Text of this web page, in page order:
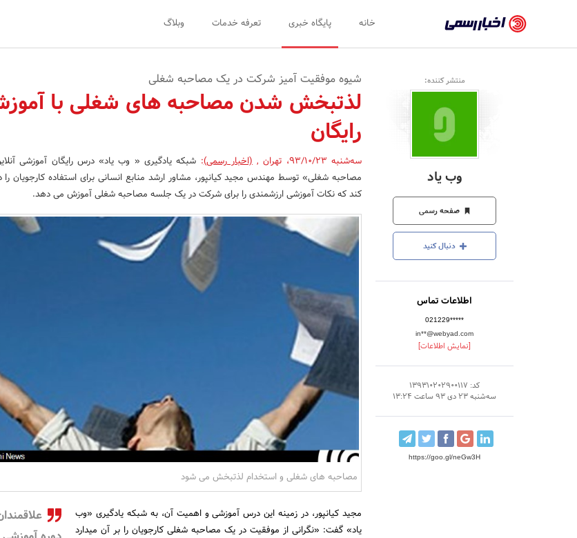
رسمی
-
اخبار
تایید
شده
شرکت‌ها،
سازمان‌ها
و
روابط
عمومی‌ها
خانه پایگاه خبری تعرفه خدمات وبلاگ
منتشر کننده:
وب یاد
صفحه رسمی
دنبال کنید
اطلاعات تماس
021229*****
in**@webyad.com
[نمایش اطلاعات]
کد: 139310202900117
سه‌شنبه 23 دی 93 ساعت 13:24
https://goo.gl/neGw3H
شیوه موفقیت آمیز شرکت در یک مصاحبه شغلی
لذتبخش شدن مصاحبه های شغلی با
رایگان
سه‌شنبه 93/10/23 ، تهران ,(اخبار رسمی): شبکه یادگیری « وب یاد» درس رایگان آموزشی
مصاحبه شغلی» توسط مهندس مجید کیانپور، مشاور ارشد منابع انسانی برای استفاده کارجویان
کند که نکات آموزشی ارزشمندی را برای شرکت در یک جلسه مصاحبه شغلی آموزش می دهد.
مصاحبه های شغلی و استخدام لذتبخش می شود
مجید کیانپور، در زمینه این درس آموزشی و اهمیت آن، به شبکه یادگیری «وب
یاد» گفت: «نگرانی از موفقیت در یک مصاحبه شغلی کارجویان را بر آن میدارد